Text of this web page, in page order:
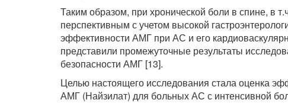
Таким образом, при хронической боли в спине, в
перспективным с учетом высокой
эффективности АМГ при АС и его
представили промежуточные результаты
безопасности АМГ [13].
Целью настоящего исследования стала оценка
АМГ (Найзилат) для больных АС с интенсивной